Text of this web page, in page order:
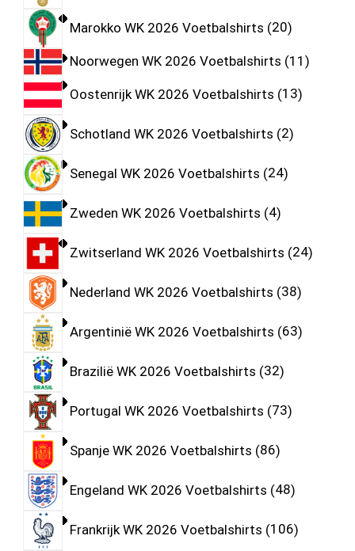
Marokko WK 2026 Voetbalshirts 20
Noorwegen WK 2026 Voetbalshirts 11
Oostenrijk WK 2026 Voetbalshirts 13
Schotland WK 2026 Voetbalshirts 2
Senegal WK 2026 Voetbalshirts 24
Zweden WK 2026 Voetbalshirts 4
Zwitserland WK 2026 Voetbalshirts 24
Nederland WK 2026 Voetbalshirts 38
Argentinië WK 2026 Voetbalshirts 63
Brazilië WK 2026 Voetbalshirts 32
Portugal WK 2026 Voetbalshirts 73
Spanje WK 2026 Voetbalshirts 86
Engeland WK 2026 Voetbalshirts 48
Frankrijk WK 2026 Voetbalshirts 106